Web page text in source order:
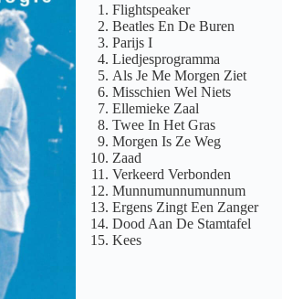
Flightspeaker
Beatles En De Buren
Parijs I
Liedjesprogramma
Als Je Me Morgen Ziet
Misschien Wel Niets
Ellemieke Zaal
Twee In Het Gras
Morgen Is Ze Weg
Zaad
Verkeerd Verbonden
Munnumunnumunnum
Ergens Zingt Een Zanger
Dood Aan De Stamtafel
Kees